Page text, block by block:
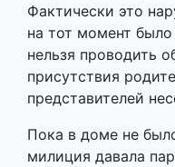
Фактически это
на тот момент было
нельзя проводить
присутствия
представителей
Пока в доме не
милиция давала